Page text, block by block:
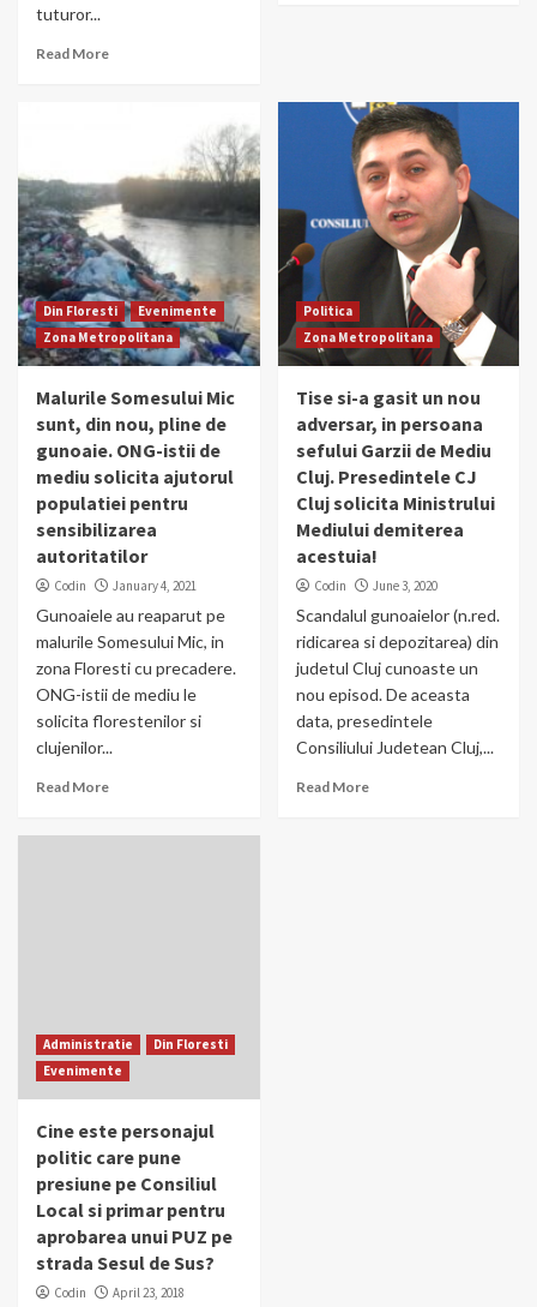
tuturor...
Read More
Din Floresti
Evenimente
Zona Metropolitana
Malurile Somesului Mic
sunt, din nou, pline de
gunoaie. ONG-istii de
mediu solicita ajutorul
populatiei pentru
sensibilizarea
autoritatilor
Codin January 4, 2021
Gunoaiele au reaparut pe
malurile Somesului Mic, in
zona Floresti cu precadere.
ONG-istii de mediu le
solicita florestenilor si
clujenilor...
Read More
Politica
Zona Metropolitana
Tise si-a gasit un nou
adversar, in persoana
sefului Garzii de Mediu
Cluj. Presedintele CJ
Cluj solicita Ministrului
Mediului demiterea
acestuia!
Codin June 3, 2020
Scandalul gunoaielor (n.red.
ridicarea si depozitarea) din
judetul Cluj cunoaste un
nou episod. De aceasta
data, presedintele
Consiliului Judetean Cluj,...
Read More
Administratie
Din Floresti
Evenimente
Cine este personajul
politic care pune
presiune pe Consiliul
Local si primar pentru
aprobarea unui PUZ pe
strada Sesul de Sus?
Codin April 23, 2018